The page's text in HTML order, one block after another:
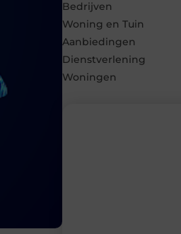
Bedrijven
Woning en Tuin
Aanbiedingen
Dienstverlening
Woningen